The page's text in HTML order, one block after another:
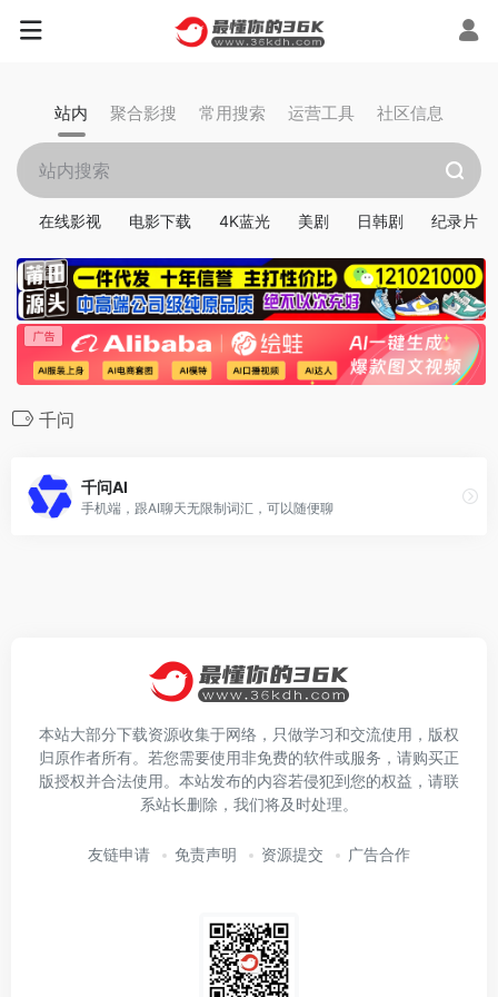
站内 聚合影搜 常用搜索 运营工具 社区信息
在线影视 电影下载 4K蓝光 美剧 日韩剧 纪录片
千问
千问AI
手机端，跟AI聊天无限制词汇，可以随便聊
本站大部分下载资源收集于网络，只做学习和交流使用，版权
归原作者所有。若您需要使用非免费的软件或服务，请购买正
版授权并合法使用。本站发布的内容若侵犯到您的权益，请联
系站长删除，我们将及时处理。
友链申请 免责声明 资源提交 广告合作